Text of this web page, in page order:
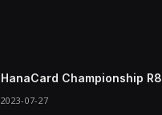
HanaCard Championship R8
2023-07-27